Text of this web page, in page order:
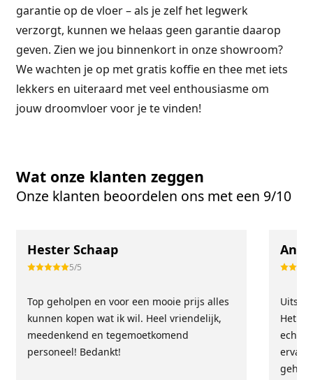
garantie op de vloer – als je zelf het legwerk
verzorgt, kunnen we helaas geen garantie daarop
geven. Zien we jou binnenkort in onze showroom?
We wachten je op met gratis koffie en thee met iets
lekkers en uiteraard met veel enthousiasme om
jouw droomvloer voor je te vinden!
Wat onze klanten zeggen
Onze klanten beoordelen ons met een 9/10
Hester Schaap
5/5
Top geholpen en voor een mooie prijs alles
kunnen kopen wat ik wil. Heel vriendelijk,
meedenkend en tegemoetkomend
personeel! Bedankt!
Het
echt